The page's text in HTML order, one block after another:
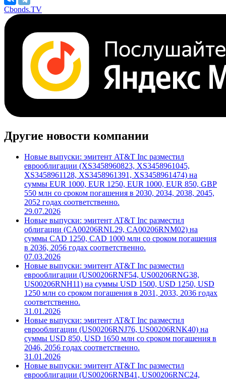
Cbonds.TV
Другие новости компании
Новые выпуски: эмитент AT&T Inc разместил
еврооблигации (XS3458960823, XS3458961045,
XS3458961128, XS3458961391, XS3458961474) на
суммы EUR 1000, EUR 1250, EUR 1000, EUR 850, GBP
550 млн со сроком погашения в 2030, 2034, 2038, 2045,
2052 годах соответственно.
29.07.2026
Новые выпуски: эмитент AT&T Inc разместил
облигации (CA00206RNL29, CA00206RNM02) на
суммы CAD 1250, CAD 1000 млн со сроком погашения
в 2036, 2056 годах соответственно.
07.03.2026
Новые выпуски: эмитент AT&T Inc разместил
еврооблигации (US00206RNF54, US00206RNG38,
US00206RNH11) на суммы USD 1500, USD 1250, USD
1250 млн со сроком погашения в 2031, 2033, 2036 годах
соответственно.
31.01.2026
Новые выпуски: эмитент AT&T Inc разместил
еврооблигации (US00206RNJ76, US00206RNK40) на
суммы USD 850, USD 1650 млн со сроком погашения в
2046, 2056 годах соответственно.
31.01.2026
Новые выпуски: эмитент AT&T Inc разместил
еврооблигации (US00206RNB41, US00206RNC24,